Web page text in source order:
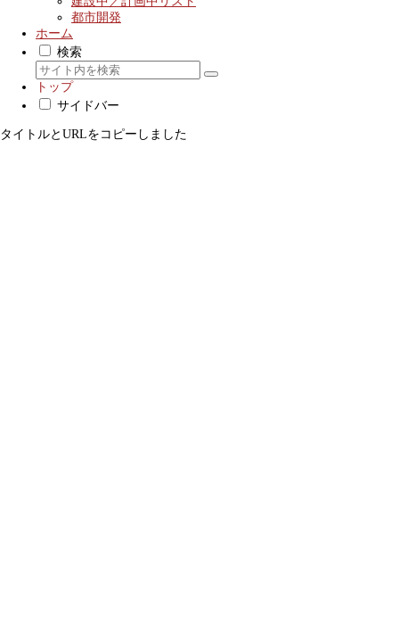
都市開発
ホーム
検索
トップ
サイドバー
タイトルとURLをコピーしました